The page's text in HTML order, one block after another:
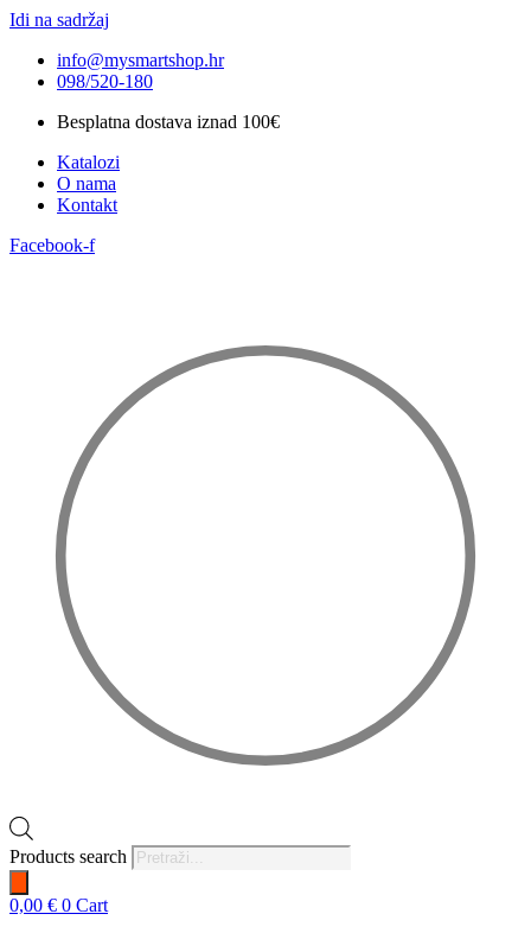
Idi na sadržaj
info@mysmartshop.hr
098/520-180
Besplatna dostava iznad 100€
Katalozi
O nama
Kontakt
Facebook-f
Products search
0,00 € 0 Cart